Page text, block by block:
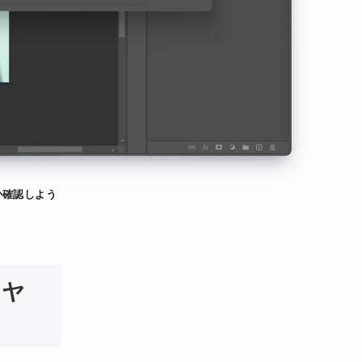
認しよう